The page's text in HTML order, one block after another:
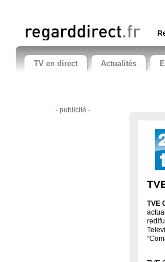
TV en direct Actualités
- publicité -
TVE